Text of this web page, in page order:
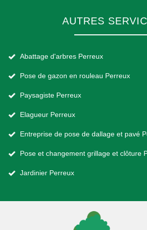
AUTRES
Abattage d'arbres Perreux
Pose de gazon en rouleau Perreux
Paysagiste Perreux
Elagueur Perreux
Entreprise de pose de dallage et pavé
Pose et changement grillage et clôture
Jardinier Perreux